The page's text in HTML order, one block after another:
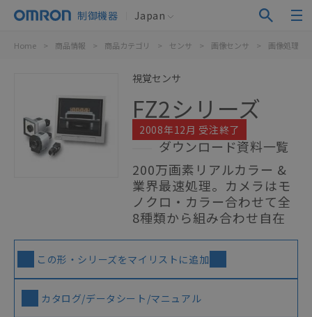
制御機器 Japan
Home > 商品情報 > 商品カテゴリ > センサ > 画像センサ > 画像処理シ
視覚センサ
FZ2シリーズ
2008年12月 受注終了
ダウンロード資料一覧
200万画素リアルカラー &
業界最速処理。カメラはモ
ノクロ・カラー合わせて全
8種類から組み合わせ自在
この形・シリーズをマイリストに追加
カタログ/データシート/マニュアル